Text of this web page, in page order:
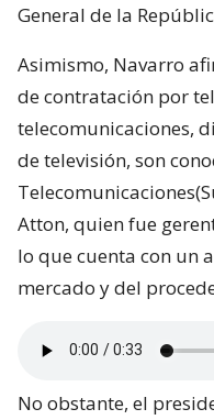
General de la
Asimismo, Navarro
de contratación por
telecomunicaciones,
de televisión, son
Atton, quien fue
lo que cuenta con un
mercado y del
No obstante, el